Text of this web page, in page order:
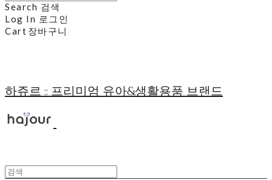
Search 검색
Log In 로그인
Cart 장바구니
하쥬르 :: 프리미엄 유아&생활용품 브랜드